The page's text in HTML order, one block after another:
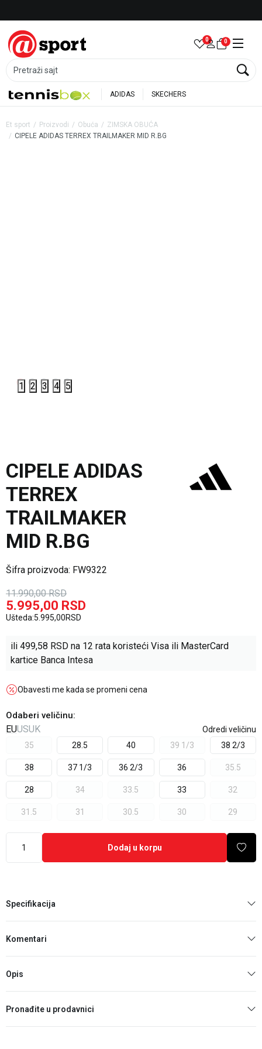
Pretraži sajt
0 0
ADIDAS SKECHERS
Et sport Proizvodi Obuća
ZIMSKA OBUĆA
CIPELE ADIDAS TERREX TRAILMAKER MID R.BG
1 2 3 4 5
CIPELE ADIDAS
TERREX
TRAILMAKER
MID R.BG
Šifra proizvoda: FW9322
11.990,00 RSD
5.995,00 RSD
Ušteda:5.995,00RSD
ili 499,58 RSD na 12 rata koristeći Visa ili MasterCard
kartice Banca Intesa
Obavesti me kada se promeni cena
Odaberi veličinu:
EUUSUK
Odredi veličinu
35
28.5 40 39 1/3 38 2/3
38 37 1/3 36 2/3 36 35.5
28 34 33.5 33 32
31.5 31 30.5 30 29
Dodaj u korpu
Specifikacija
Komentari
Opis
Pronađite u prodavnici